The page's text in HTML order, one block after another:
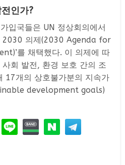
인가?
입국들은 UN 정상회의에서
2030 의제(2030 Agenda for
를 채택했다. 이 의제에 따
회 발전, 환경 보호 간의 조
17개의 상호불가분의 지속가
development goals)